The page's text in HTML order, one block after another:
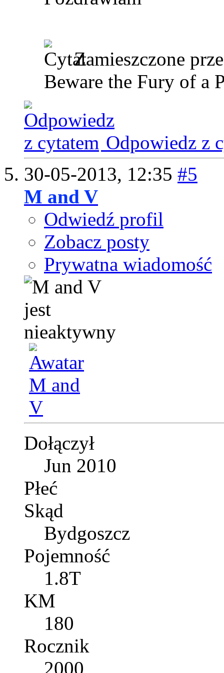
Zamieszczone
Beware the Fury of a
Odpowiedz z
30-05-2013, 12:35 #5
M and V
Odwiedź profil
Zobacz posty
Prywatna wiadomość
Dołączył
Jun 2010
Płeć
Skąd
Bydgoszcz
Pojemność
1.8T
KM
180
Rocznik
2000